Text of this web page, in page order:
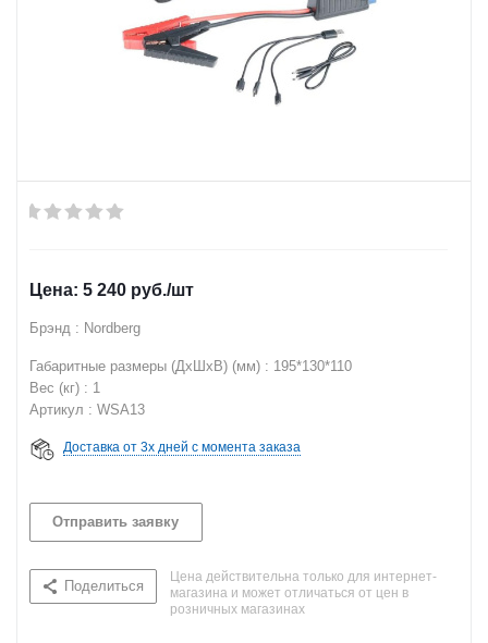
5 240 руб./шт
Брэнд : Nordberg
Габаритные размеры (ДхШхВ) (мм) : 195*130*110
Вес (кг) : 1
Артикул : WSA13
Доставка от 3х дней с момента заказа
Отправить заявку
Поделиться
Цена действительна только для интернет-
магазина и может отличаться от цен в
розничных магазинах